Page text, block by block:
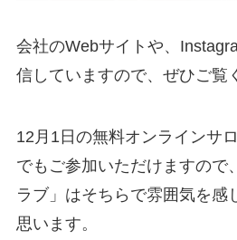
会社のWebサイトや、
信していますので、ぜひご覧
12月1日の無料オンラインサ
でもご参加いただけますので
ラブ」はそちらで雰囲気を感
思います。